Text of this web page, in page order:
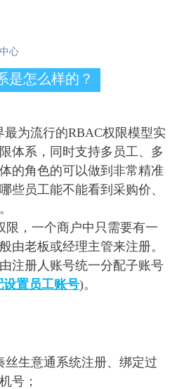
心
是怎么样的？
为流行的RBAC权限模型实
体系，同时支持多员工、多
的角色的可以做到非常精准
些员工能不能看到采购价、
限，一个商户中只需要有一
由老板或经理主管来注册。
注册人账号统一分配子账号
设置员工账号)。
丝生意通系统注册、绑定过
号；